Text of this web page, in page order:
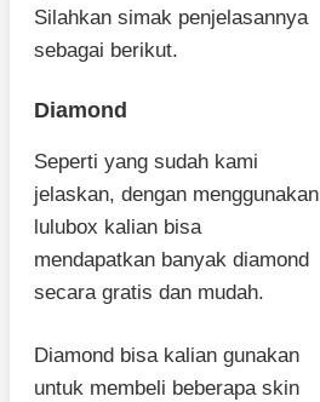
Silahkan simak penjelasannya
sebagai berikut.
Diamond
Seperti yang sudah kami
jelaskan, dengan menggunakan
lulubox kalian bisa
mendapatkan banyak diamond
secara gratis dan mudah.
Diamond bisa kalian gunakan
untuk membeli beberapa skin